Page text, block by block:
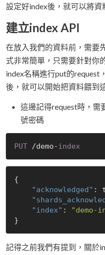
設定好index後，就可以將資
建立index API
在放入我們的資料前，需要
式非常簡單，只需要針對你
index名稱進行put的request
後，就可以開始把資料餵到
這邊記得request時，需
號密碼
PUT /demo-index
{
"acknowledged" :
"index" :
"demo-
記得之前我們有提到，關於